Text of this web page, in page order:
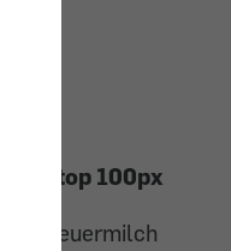
Scheuermilch